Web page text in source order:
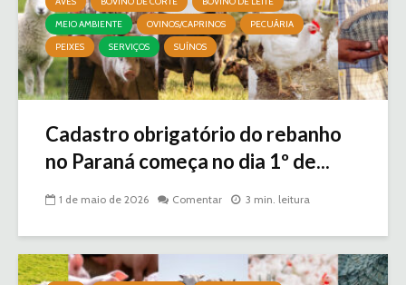
MEIO AMBIENTE
OVINOS/CAPRINOS
PECUÁRIA
PEIXES
SERVIÇOS SUÍNOS
Cadastro obrigatório do rebanho
no Paraná começa no dia 1º de...
1 de maio de 2026 Comentar 3 min. leitura